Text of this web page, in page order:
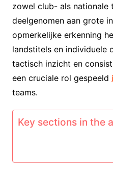
zowel club- als nationale
deelgenomen aan grote
opmerkelijke erkenning
landstitels en individuele
tactisch inzicht en
een cruciale rol gespeeld
teams.
Key sections in the